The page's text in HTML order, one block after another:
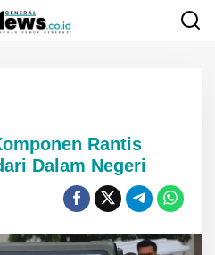
Rantis
Dalam Negeri